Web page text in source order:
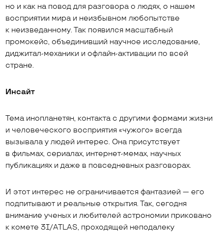
но и как на повод для разговора о людях, о нашем
восприятии мира и неизбывном любопытстве
к неизведанному. Так появился масштабный
промокейс, объединивший научное исследование,
диджитал-механики и офлайн-активации по всей
стране.
Инсайт
Тема инопланетян, контакта с другими формами жизни
и человеческого восприятия «чужого» всегда
вызывала у людей интерес. Она присутствует
в фильмах, сериалах, интернет-мемах, научных
публикациях и даже в повседневных разговорах.
И этот интерес не ограничивается фантазией — его
подпитывают и реальные открытия. Так, сегодня
внимание ученых и любителей астрономии приковано
к комете 3I/ATLAS, проходящей неподалеку